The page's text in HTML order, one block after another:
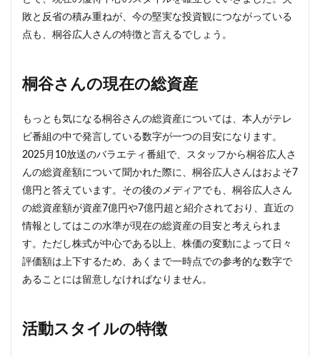
敗と反省の積み重ねが、今の堅実な投資観につながっている
点も、桐谷広人さんの特徴と言えるでしょう。
桐谷さんの現在の総資産
もっとも気になる桐谷さんの総資産については、本人がテレ
ビ番組の中で発言している数字が一つの目安になります。
2025月10放送のバラエティ番組で、スタッフから桐谷広人さ
んの総資産額について聞かれた際に、桐谷広人さんはおよそ7
億円と答えています。その後のメディアでも、桐谷広人さん
の総資産額が資産7億円や7億円超と紹介されており、直近の
情報としてはこの水準が現在の総資産の目安と考えられま
す。ただし株式が中心である以上、株価の変動によって日々
評価額は上下するため、あくまで一時点での参考的な数字で
あることには留意しなければなりません。
活動スタイルの特徴